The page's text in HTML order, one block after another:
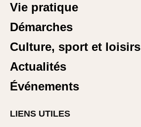
Vie pratique
Démarches
Culture, sport et loisirs
Actualités
Événements
LIENS UTILES